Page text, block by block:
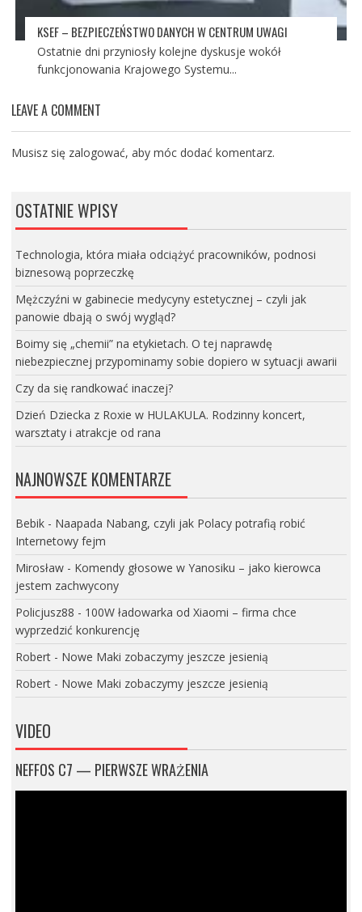
KSEF – BEZPIECZEŃSTWO DANYCH W CENTRUM UWAGI
Ostatnie dni przyniosły kolejne dyskusje wokół
funkcjonowania Krajowego Systemu...
LEAVE A COMMENT
Musisz się zalogować, aby móc dodać komentarz.
OSTATNIE WPISY
Technologia, która miała odciążyć pracowników, podnosi
biznesową poprzeczkę
Mężczyźni w gabinecie medycyny estetycznej – czyli jak
panowie dbają o swój wygląd?
Boimy się „chemii” na etykietach. O tej naprawdę
niebezpiecznej przypominamy sobie dopiero w sytuacji awarii
Czy da się randkować inaczej?
Dzień Dziecka z Roxie w HULAKULA. Rodzinny koncert,
warsztaty i atrakcje od rana
NAJNOWSZE KOMENTARZE
Bebik- Naapada Nabang, czyli jak Polacy potrafią robić
Internetowy fejm
Mirosław- Komendy głosowe w Yanosiku – jako kierowca
jestem zachwycony
Policjusz88 - 100W ładowarka od Xiaomi – firma chce
wyprzedzić konkurencję
Robert- Nowe Maki zobaczymy jeszcze jesienią
Robert- Nowe Maki zobaczymy jeszcze jesienią
VIDEO
NEFFOS C7 — PIERWSZE WRAŻENIA